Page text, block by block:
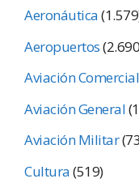
Aeronáutica
Aeropuertos
Aviación Comercial
Aviación General
Aviación Militar
Cultura(519)